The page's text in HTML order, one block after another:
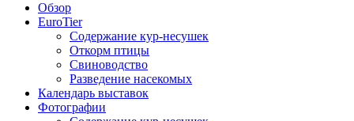
Обзор
EuroTier
Содержание кур-несушек
Откорм птицы
Свиноводство
Разведение насекомых
Календарь выставок
Фотографии